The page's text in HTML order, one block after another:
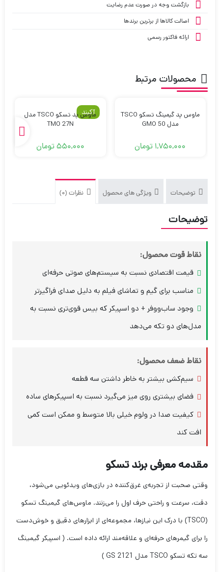
بازگشت وجه در صورت عدم رضایت
اصالت کالاها از برترین برندها
ارائه فاکتور رسمی
محصولات مرتبط
ماوس پد گیمینگ تسکو TSCO
مدل GMO 50
1,750,000 تومان
آکبند
ماوس پد تسکو TSCO مدل
TMO 27N
550,000تومان
توضیحات ویژگی های محصول نظرات (0)
توضیحات
نقاط قوت محصول:
قیمت اقتصادی نسبت به سیستم‌های صوتی حرفه‌ای
مناسب برای گیم و تماشای فیلم به دلیل صدای فراگیرتر
وجود ساب‌ووفر + دو اسپیکر که بیس قوی‌تری نسبت به
مدل‌های دو تکه می‌دهد
نقاط ضعف محصول:
سیم‌کشی بیشتر به خاطر داشتن سه قطعه
فضای بیشتری روی میز می‌گیرد نسبت به اسپیکرهای ساده
کیفیت صدا در ولوم خیلی بالا متوسط و ممکن است کمی
افت کند
مقدمه معرفی برند تسکو
وقتی صحبت از تجربه‌ی غرق‌کننده در بازی‌های ویدئویی می‌شود،
دقت، سرعت و راحتی حرف اول را می‌زنند. ماوس‌های گیمینگ تسکو
(TSCO) با درک این نیازها، مجموعه‌ای از ابزارهای دقیق و خوش‌دست
را برای گیمرهای حرفه‌ای و علاقه‌مند ارائه داده است. ( اسپیکر گیمینگ
سه تکه تسکو TSCO مدل GS 2121 )